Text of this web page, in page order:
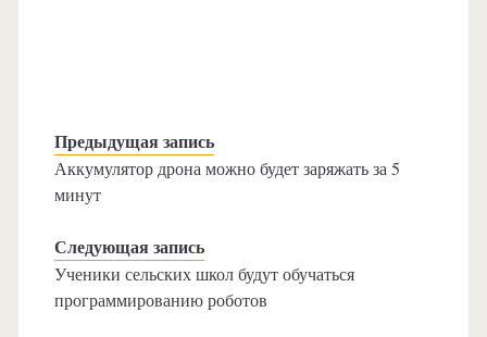
Предыдущая запись
Аккумулятор дрона можно будет заряжать за 5
минут
Следующая запись
Ученики сельских школ будут обучаться
программированию роботов